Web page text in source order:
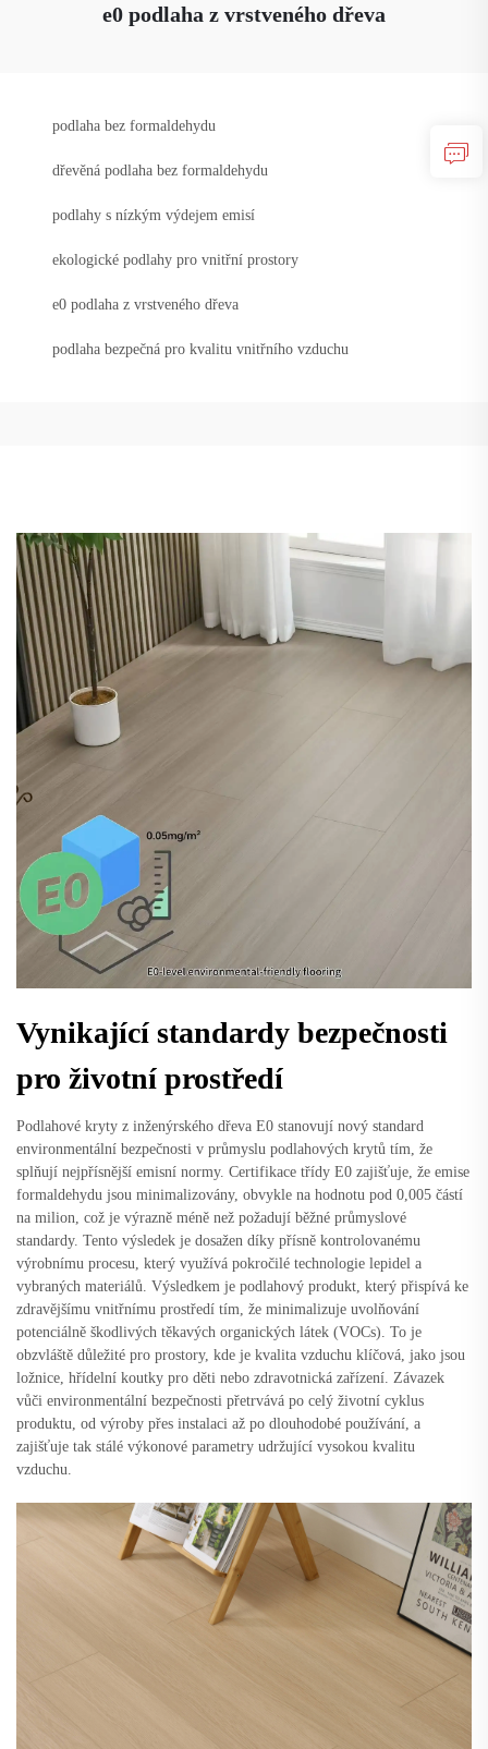
e0 podlaha z vrstveného dřeva
podlaha bez formaldehydu
dřevěná podlaha bez formaldehydu
podlahy s nízkým výdejem emisí
ekologické podlahy pro vnitřní prostory
e0 podlaha z vrstveného dřeva
podlaha bezpečná pro kvalitu vnitřního vzduchu
Vynikající standardy bezpečnosti
pro životní prostředí
Podlahové kryty z inženýrského dřeva E0 stanovují nový standard
environmentální bezpečnosti v průmyslu podlahových krytů tím, že
splňují nejpřísnější emisní normy. Certifikace třídy E0 zajišťuje, že emise
formaldehydu jsou minimalizovány, obvykle na hodnotu pod 0,005 částí
na milion, což je výrazně méně než požadují běžné průmyslové
standardy. Tento výsledek je dosažen díky přísně kontrolovanému
výrobnímu procesu, který využívá pokročilé technologie lepidel a
vybraných materiálů. Výsledkem je podlahový produkt, který přispívá ke
zdravějšímu vnitřnímu prostředí tím, že minimalizuje uvolňování
potenciálně škodlivých těkavých organických látek (VOCs). To je
obzvláště důležité pro prostory, kde je kvalita vzduchu klíčová, jako jsou
ložnice, hřídelní koutky pro děti nebo zdravotnická zařízení. Závazek
vůči environmentální bezpečnosti přetrvává po celý životní cyklus
produktu, od výroby přes instalaci až po dlouhodobé používání, a
zajišťuje tak stálé výkonové parametry udržující vysokou kvalitu
vzduchu.